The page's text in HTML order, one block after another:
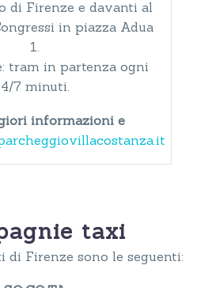
di Firenze e davanti al
in piazza Adua
1.
tram in partenza ogni
4/7 minuti.
informazioni e
taxi
di Firenze sono le seguenti: